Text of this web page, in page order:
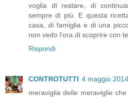
voglia di restare, di
sempre di più. E questa
casa, di famiglia e di una
non vedo l'ora di scoprire con
Rispondi
CONTROTUTTI 4 maggio
meraviglia delle meraviglie